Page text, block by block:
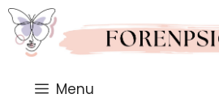
Saltar
al
contenido
Menu